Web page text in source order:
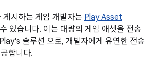
시하는 게임 개발자는 Play Asset
있습니다. 이는 대량의 게임 애셋을 전송
솔루션 으로, 개발자에게 유연한 전송
합니다.